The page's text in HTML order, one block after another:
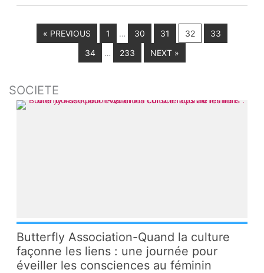
« PREVIOUS 1 … 30 31 32
33
34
… 233 NEXT »
SOCIETE
Butterfly Association-Quand la culture
façonne les liens : une journée pour
éveiller les consciences au féminin